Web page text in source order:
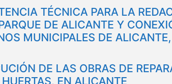
TÉCNICA PARA LA
DE ALICANTE Y
MUNICIPALES DE
DE LAS OBRAS DE
EN ALICANTE